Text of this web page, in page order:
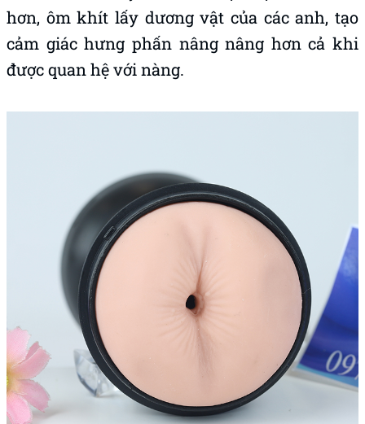
hơn, ôm khít lấy dương vật của các anh, tạo
cảm giác hưng phấn nâng nâng hơn cả khi
được quan hệ với nàng.